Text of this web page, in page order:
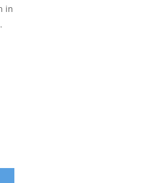
- Template Basic Company
in